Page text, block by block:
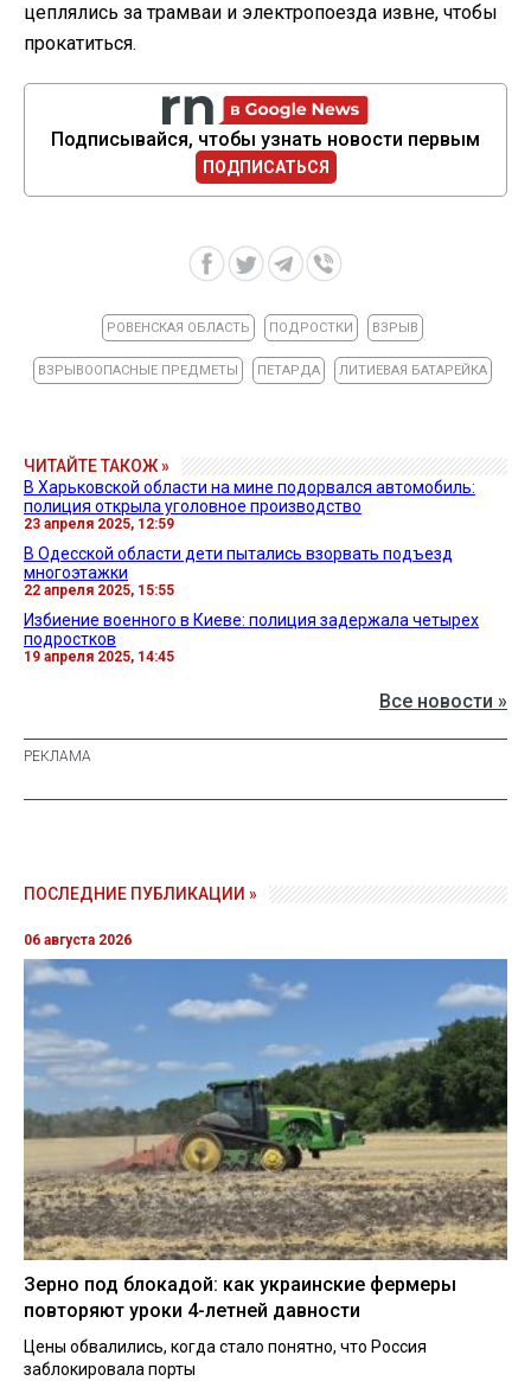
цеплялись за трамваи и электропоезда извне, чтобы
прокатиться.
Подписывайся, чтобы узнать новости первым
ПОДПИСАТЬСЯ
РОВЕНСКАЯ ОБЛАСТЬ ПОДРОСТКИ ВЗРЫВ
ВЗРЫВООПАСНЫЕ ПРЕДМЕТЫ ПЕТАРДА ЛИТИЕВАЯ БАТАРЕЙКА
ЧИТАЙТЕ ТАКОЖ »
В Харьковской области на мине подорвался автомобиль:
полиция открыла уголовное производство
23 апреля 2025, 12:59
В Одесской области дети пытались взорвать подъезд
многоэтажки
22 апреля 2025, 15:55
Избиение военного в Киеве: полиция задержала четырех
подростков
19 апреля 2025, 14:45
Все новости »
ПОСЛЕДНИЕ ПУБЛИКАЦИИ »
06 августа 2026
Зерно под блокадой: как украинские фермеры
повторяют уроки 4-летней давности
Цены обвалились, когда стало понятно, что Россия
заблокировала порты